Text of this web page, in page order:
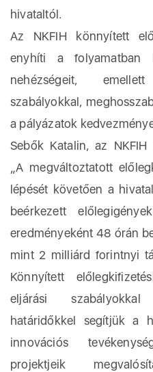
hivataltól.
Az NKFIH könnyített
enyhíti a folyamatban
nehézségeit,
szabályokkal,
a pályázatok
Sebők Katalin, az
„A megváltoztatott
lépését követően a
beérkezett
eredményeként 48 órán
mint 2 milliárd forintnyi
Könnyített
eljárási
határidőkkel segítjük a
innovációs
projektjeik